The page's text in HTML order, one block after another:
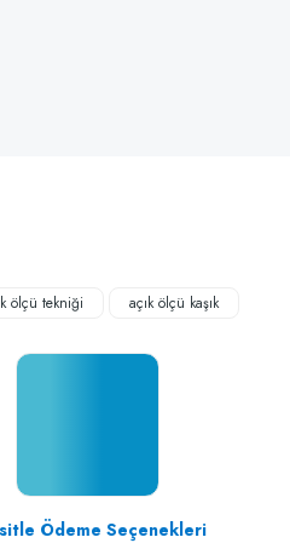
ölçü tekniği açık ölçü kaşık
Ödeme Seçenekleri